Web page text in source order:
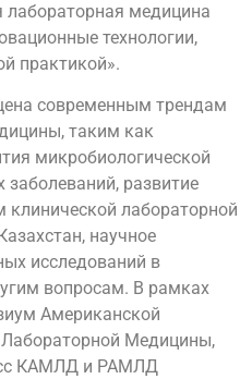
медицина
технологии,
практикой».
современным трендам
таким как
микробиологической
развитие
лабораторной
научное
исследований в
вопросам. В рамках
Американской
Медицины,
КАМЛД и РАМЛД